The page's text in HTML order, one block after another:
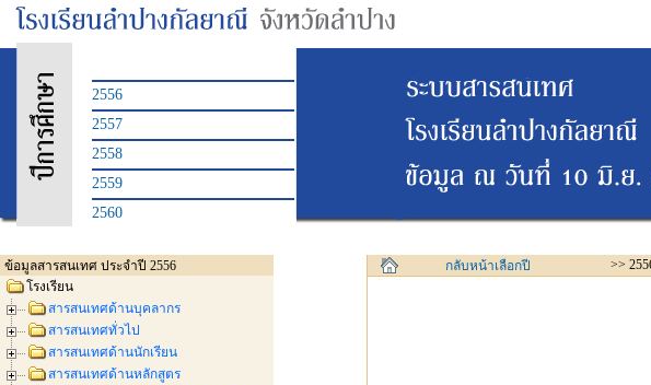
2556
2557
2558
2559
2560
ข้อมูลสารสนเทศ ประจำปี 2556
โรงเรียน
สารสนเทศด้านบุคลากร
สารสนเทศทั่วไป
สารสนเทศด้านนักเรียน
สารสนเทศด้านหลักสูตร
กลับหน้าเลือกปี >>